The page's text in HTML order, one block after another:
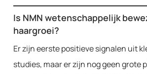
Is NMN wetenschappelijk
haargroei?
Er zijn eerste positieve signalen uit
studies, maar er zijn nog geen grote